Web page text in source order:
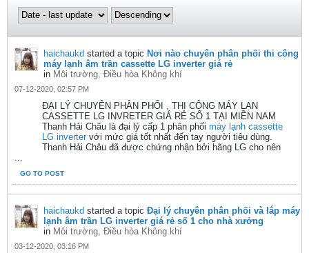
haichaukd started a topic Nơi nào chuyên phân phối thi công
máy lạnh âm trần cassette LG inverter giá rẻ
in Môi trường, Điều hòa Không khí
07-12-2020, 02:57 PM
ĐẠI LÝ CHUYÊN PHÂN PHỐI , THI CÔNG MÁY LẠN
CASSETTE LG INVRETER GIÁ RẺ SỐ 1 TẠI MIỀN NAM
Thanh Hải Châu là đại lý cấp 1 phân phối máy lạnh cassette
LG inverter với mức giá tốt nhất đến tay người tiêu dùng.
Thanh Hải Châu đã được chứng nhận bởi hãng LG cho nên
...
GO TO POST
haichaukd started a topic Đại lý chuyên phân phối và lắp máy
lạnh âm trần LG inverter giá rẻ số 1 cho nhà xưởng
in Môi trường, Điều hòa Không khí
03-12-2020, 03:16 PM